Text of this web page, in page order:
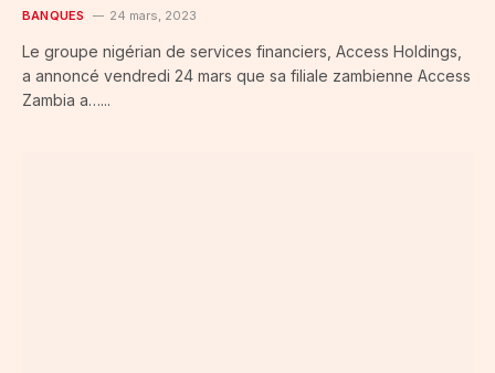
BANQUES 24 mars, 2023
Le groupe nigérian de services financiers, Access Holdings,
a annoncé vendredi 24 mars que sa filiale zambienne Access
Zambia a…...